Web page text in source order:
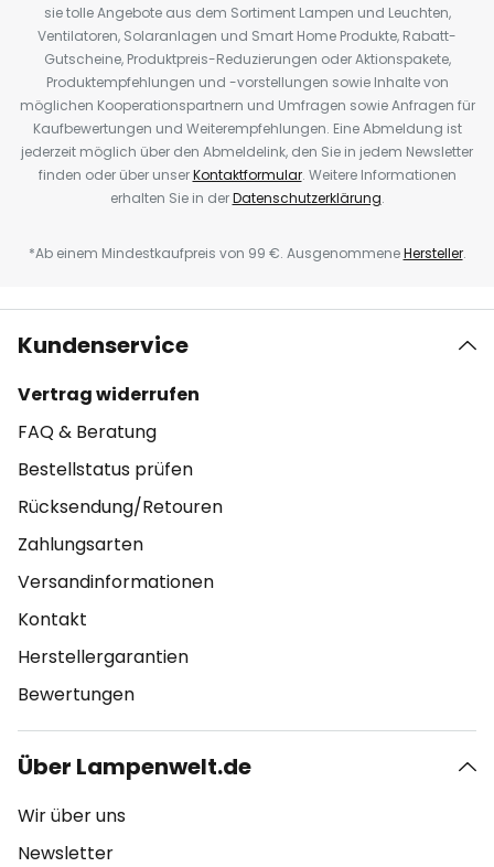
sie tolle Angebote aus dem Sortiment Lampen und Leuchten,
Ventilatoren, Solaranlagen und Smart Home Produkte, Rabatt-
Gutscheine, Produktpreis-Reduzierungen oder Aktionspakete,
Produktempfehlungen und -vorstellungen sowie Inhalte von
möglichen Kooperationspartnern und Umfragen sowie Anfragen für
Kaufbewertungen und Weiterempfehlungen. Eine Abmeldung ist
jederzeit möglich über den Abmeldelink, den Sie in jedem Newsletter
finden oder über unserKontaktformular. Weitere Informationen
erhalten Sie in derDatenschutzerklärung.
*Ab einem Mindestkaufpreis von 99 €. AusgenommeneHersteller.
Kundenservice
Vertrag widerrufen
FAQ & Beratung
Bestellstatus prüfen
Rücksendung/Retouren
Zahlungsarten
Versandinformationen
Kontakt
Herstellergarantien
Bewertungen
Über Lampenwelt.de
Wir über uns
Newsletter